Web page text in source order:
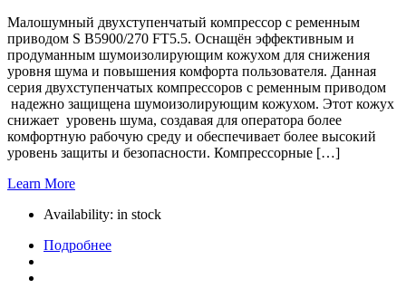
Малошумный двухступенчатый компрессор с ременным
приводом S B5900/270 FT5.5. Оснащён эффективным и
продуманным шумоизолирующим кожухом для снижения
уровня шума и повышения комфорта пользователя. Данная
серия двухступенчатых компрессоров с ременным приводом
надежно защищена шумоизолирующим кожухом. Этот кожух
снижает уровень шума, создавая для оператора более
комфортную рабочую среду и обеспечивает более высокий
уровень защиты и безопасности. Компрессорные […]
Learn More
Availability: in stock
Подробнее